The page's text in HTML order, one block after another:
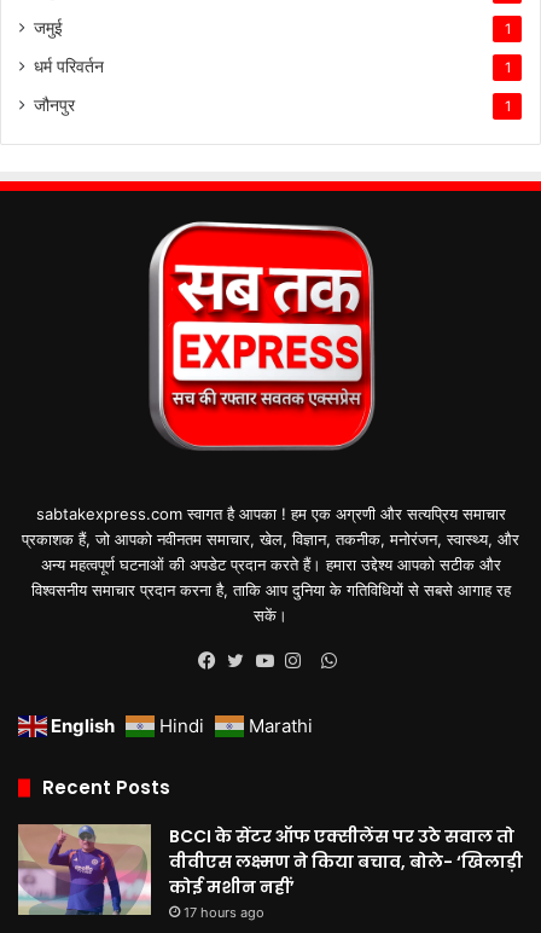
जमुई 1
धर्म परिवर्तन 1
जौनपुर 1
sabtakexpress.com स्वागत है आपका ! हम एक अग्रणी और सत्यप्रिय समाचार
प्रकाशक हैं, जो आपको नवीनतम समाचार, खेल, विज्ञान, तकनीक, मनोरंजन, स्वास्थ्य, और
अन्य महत्वपूर्ण घटनाओं की अपडेट प्रदान करते हैं। हमारा उद्देश्य आपको सटीक और
विश्वसनीय समाचार प्रदान करना है, ताकि आप दुनिया के गतिविधियों से सबसे आगाह रह
सकें।
WhatsApp
English Hindi Marathi
Recent Posts
BCCI के सेंटर ऑफ एक्सीलेंस पर उठे सवाल तो
वीवीएस लक्ष्मण ने किया बचाव, बोले- ‘खिलाड़ी
कोई मशीन नहीं’
17 hours ago